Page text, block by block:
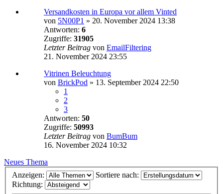
Versandkosten in Europa vor allem Vinted
von 5N00P1 » 20. November 2024 13:38
Antworten: 6
Zugriffe: 31905
Letzter Beitrag von EmailFiltering
21. November 2024 23:55
Vitrinen Beleuchtung
von BrickPod » 13. September 2024 22:50
1
2
3
Antworten: 50
Zugriffe: 50993
Letzter Beitrag von BumBum
16. November 2024 10:32
Neues Thema
Anzeigen:
Sortiere nach:
Richtung: